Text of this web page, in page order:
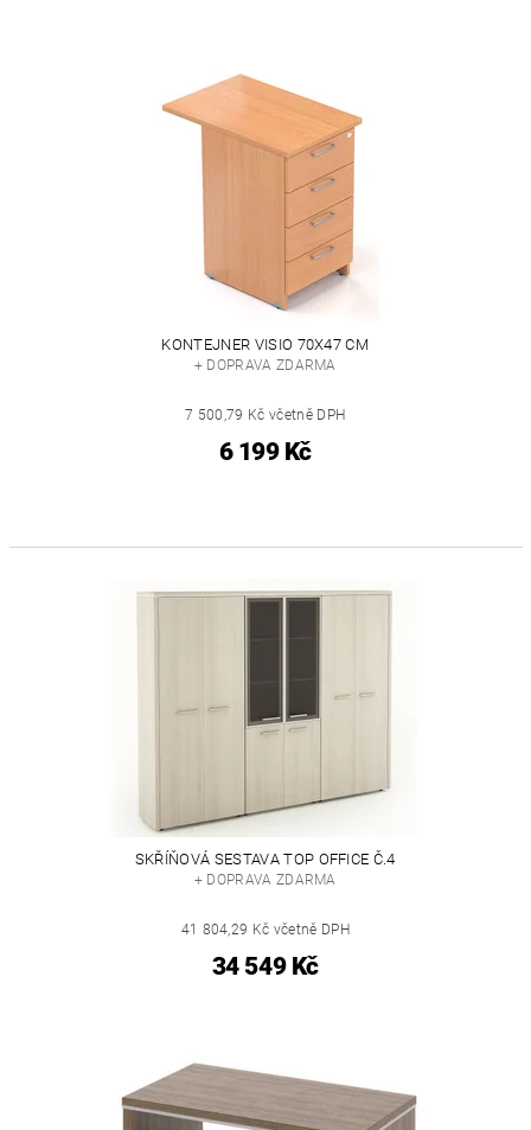
KONTEJNER VISIO 70X47 CM
+ DOPRAVA ZDARMA
7 500,79 Kč včetně DPH
6 199 Kč
SKŘÍŇOVÁ SESTAVA TOP OFFICE Č.4
+ DOPRAVA ZDARMA
41 804,29 Kč včetně DPH
34 549 Kč